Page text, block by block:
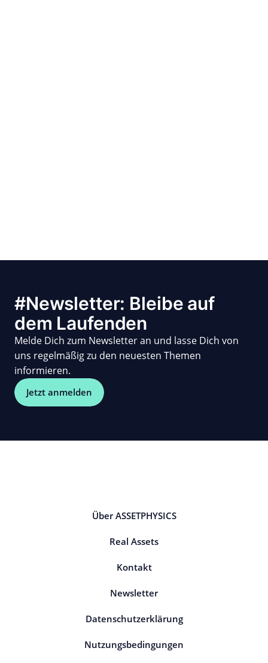
#Newsletter: Bleibe auf
dem Laufenden
Melde Dich zum Newsletter an und lasse Dich von
uns regelmäßig zu den neuesten Themen
informieren.
Jetzt anmelden
Über ASSETPHYSICS
Real Assets
Kontakt
Newsletter
Datenschutzerklärung
Nutzungsbedingungen